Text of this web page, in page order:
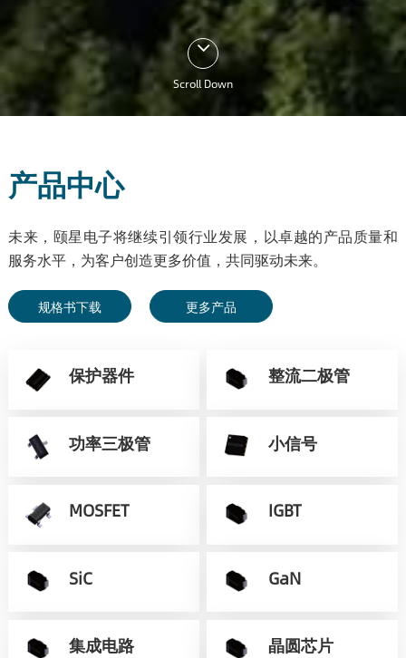
Scroll Down
产品中心
未来，颐星电子将继续引领行业发展，以卓越的产品质量和
服务水平，为客户创造更多价值，共同驱动未来。
规格书下载 更多产品
保护器件 整流二极管
功率三极管 小信号
MOSFET IGBT
SiC GaN
集成电路 晶圆芯片